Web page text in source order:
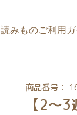
読みものご利用ガ
商品番号：
【2～